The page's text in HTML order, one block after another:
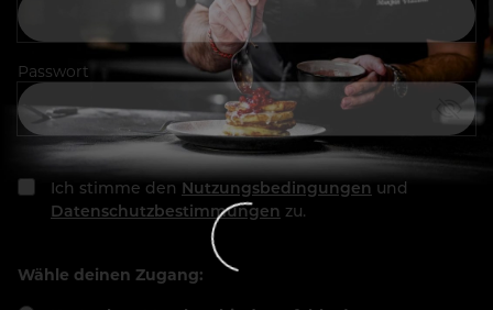
Passwort
Ich stimme den Nutzungsbedingungen und
Datenschutzbestimmungen zu.
Wähle deinen Zugang: